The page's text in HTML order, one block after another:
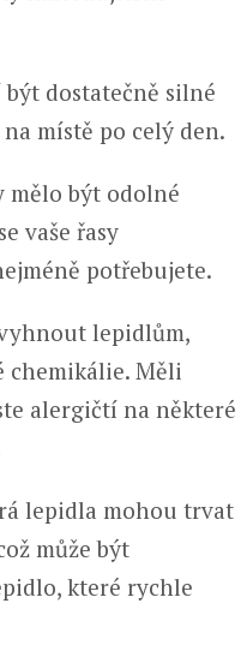
dostatečně silné
místě po celý den.
mělo být odolné
vaše řasy
potřebujete.
lepidlům,
chemikálie. Měli
alergičtí na některé
lepidla mohou trvat
může být
které rychle